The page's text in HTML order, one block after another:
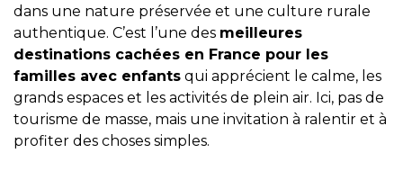
dans une nature préservée et une culture rurale
authentique. C’est l’une des meilleures
destinations cachées en France pour les
familles avec enfants qui apprécient le calme, les
grands espaces et les activités de plein air. Ici, pas de
tourisme de masse, mais une invitation à ralentir et à
profiter des choses simples.